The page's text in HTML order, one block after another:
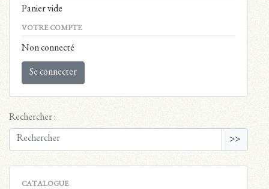
Panier vide
VOTRE COMPTE
Non connecté
Se connecter
Rechercher :
>>
CATALOGUE